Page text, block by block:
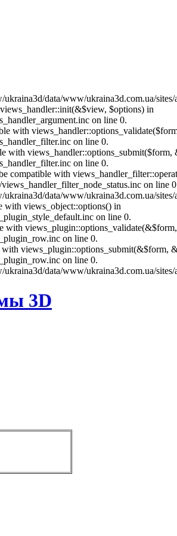
data/www/ukraina3d.com.ua/
$options) in
on line 0.
with
on line 0.
with views_handler::options_submit($form,
on line 0.
compatible with
on line
data/www/ukraina3d.com.ua/
with views_object::options() in
on line 0.
with
on line 0.
views_plugin::options_submit(&$form,
on line 0.
data/www/ukraina3d.com.ua/
3D